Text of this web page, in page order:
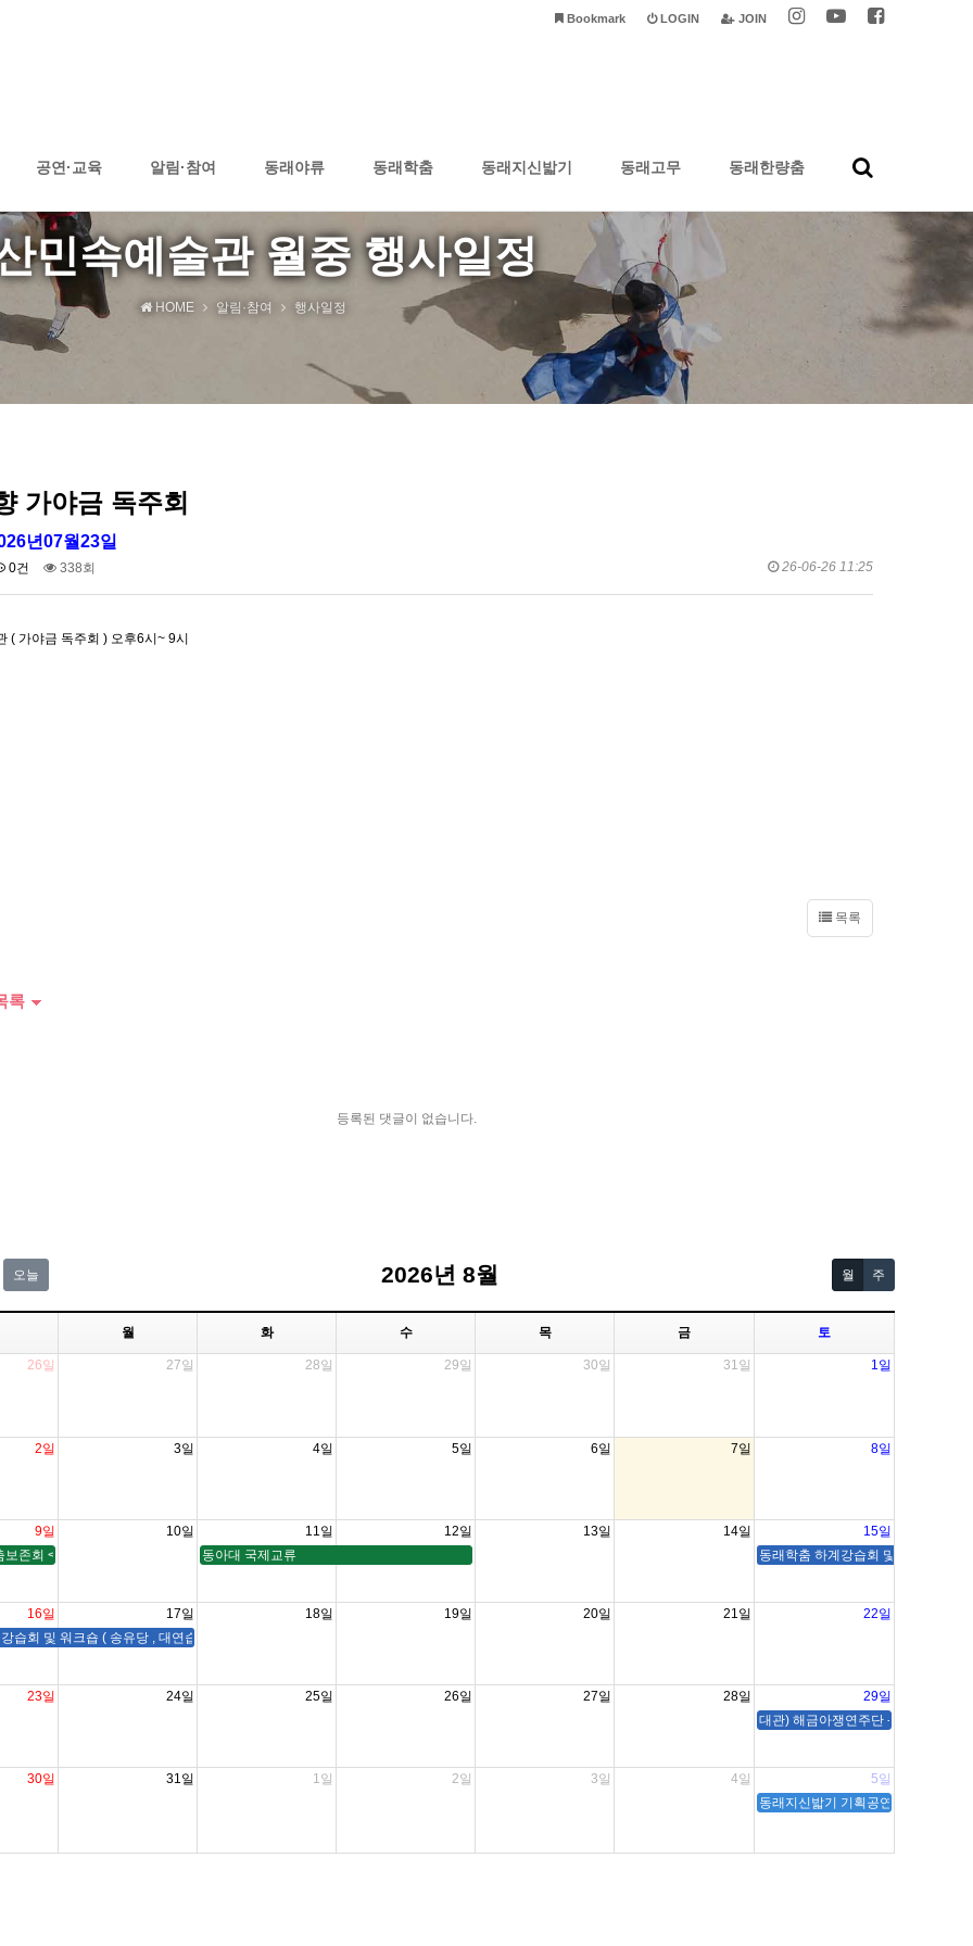
JOIN
LOGIN
Bookmark
공연·교육 알림·참여 동래야류 동래학춤 동래지신밟기 동래고무 동래한량춤
민속예술관 월중 행사일정
HOME 알림·참여 행사일정
가야금 독주회
년07월23일
0건 338회 26-06-26 11:25
( 가야금 독주회 ) 오후6시~ 9시
목록
록
등록된 댓글이 없습니다.
오늘 2026년 8월 월 주
월 화 수 목 금 토
26일 27일 28일 29일 30일 31일 1일
2일 3일 4일 5일 6일 7일 8일
9일 10일 11일 12일 13일 14일
15일
존회 <잠룡제천 다시 여는 하늘> 동아대 국제교류 동래학춤 하계강습회 및 워크숍 ( 송
16일 17일 18일 19일 20일 21일
22일
습회 및 워크숍 ( 송유당 , 대연습실 )
23일 24일 25일 26일 27일 28일
29일
대관) 해금아쟁연주단 - 해아연
30일 31일 1일 2일 3일 4일
5일
동래지신밟기 기획공연 (리허설) / (